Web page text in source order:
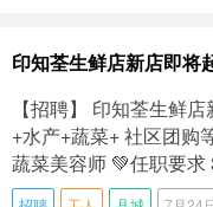
印知荃生鲜店新店即将
【招聘】 印知荃生鲜
+水产+蔬菜+ 社区团购
蔬菜美容师 💚任职要